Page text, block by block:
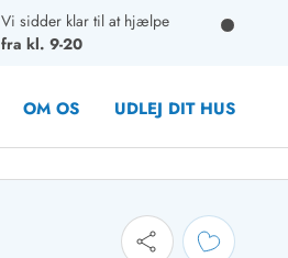
Vi sidder klar til at hjælpe
fra kl. 9-20
OM OS UDLEJ DIT HUS